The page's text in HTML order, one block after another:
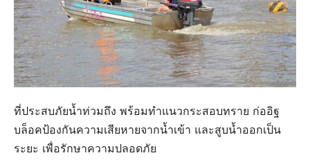
ที่ประสบภัยน้ำท่วมถึง พร้อมทำแนวกระสอบทราย ก่ออิฐ
บล็อคป้องกันความเสียหายจากน้ำเข้า และสูบน้ำออกเป็น
ระยะ เพื่อรักษาความปลอดภัย